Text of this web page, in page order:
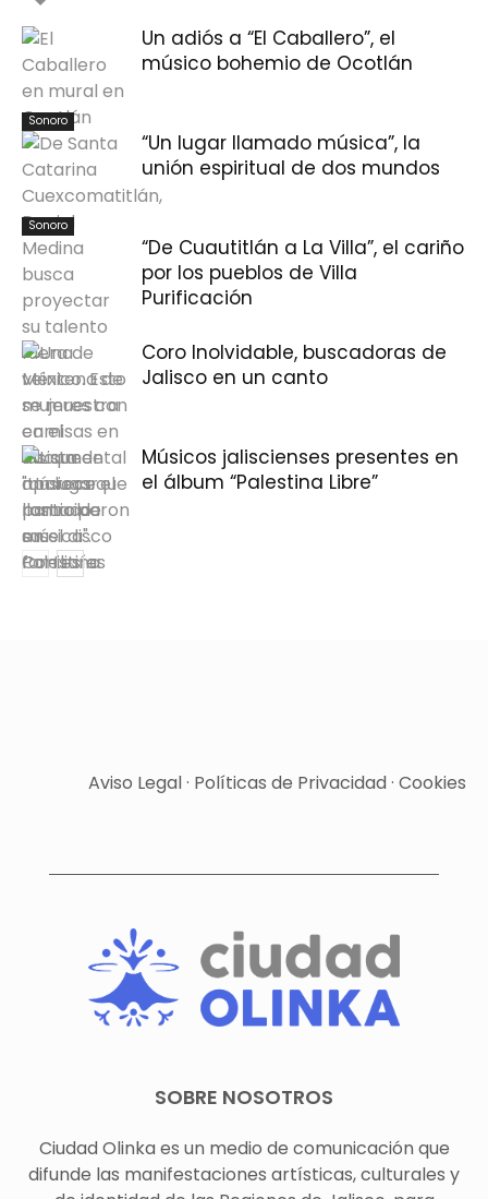
Sonoro
Un adiós a “El Caballero”, el
músico bohemio de Ocotlán
“Un lugar llamado música”, la
unión espiritual de dos mundos
Sonoro
“De Cuautitlán a La Villa”, el cariño
por los pueblos de Villa
Purificación
Coro Inolvidable, buscadoras de
Jalisco en un canto
Músicos jaliscienses presentes en
el álbum “Palestina Libre”
Aviso Legal· Políticas de Privacidad· Cookies
SOBRE NOSOTROS
Ciudad Olinka es un medio de comunicación que
difunde las manifestaciones artísticas, culturales y